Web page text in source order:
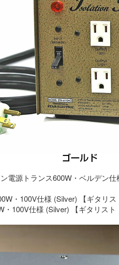
電源トランス600W・ベルデン仕
・100V仕様 (Silver) 【ギタリス